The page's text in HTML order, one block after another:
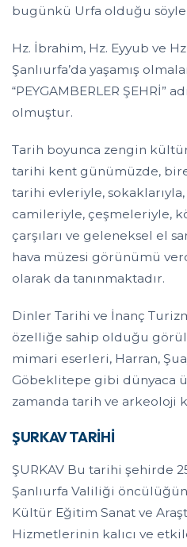
bugünkü Urfa olduğu
Hz. İbrahim, Hz. Eyyub ve Hz.
Şanlıurfa’da yaşamış
“PEYGAMBERLER ŞEHRİ”
olmuştur.
Tarih boyunca zengin
tarihi kent günümüzde,
tarihi evleriyle, sokaklarıyla,
camileriyle, çeşmeleriyle,
çarşıları ve geleneksel el
hava müzesi görünümü
olarak da tanınmaktadır.
Dinler Tarihi ve İnanç
özelliğe sahip olduğu
mimari eserleri, Harran,
Göbeklitepe gibi dünyaca
zamanda tarih ve arkeoloji
ŞURKAV TARİHİ
ŞURKAV Bu tarihi şehirde
Şanlıurfa Valiliği
Kültür Eğitim Sanat ve
Hizmetlerinin kalıcı ve